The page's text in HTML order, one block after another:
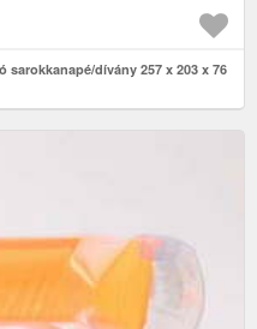
sarokkanapé/dívány 257 x 203 x 76